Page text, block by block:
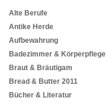
Alte Berufe
Antike Herde
Aufbewahrung
Badezimmer & Körperpflege
Braut & Bräutigam
Bread & Butter 2011
Bücher & Literatur